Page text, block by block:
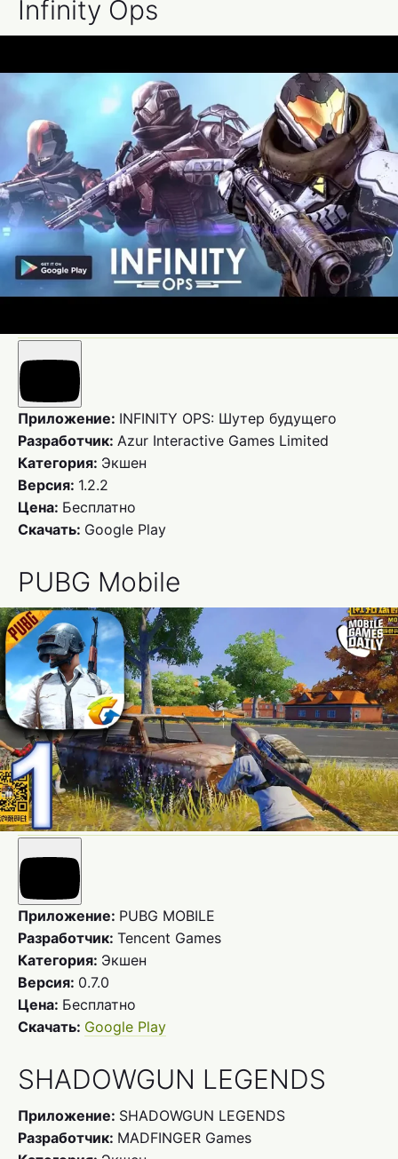
Infinity Ops
Приложение: INFINITY OPS: Шутер будущего
Разработчик: Azur Interactive Games Limited
Категория: Экшен
Версия: 1.2.2
Цена: Бесплатно
Скачать: Google Play
PUBG Mobile
Приложение: PUBG MOBILE
Разработчик: Tencent Games
Категория: Экшен
Версия: 0.7.0
Цена: Бесплатно
Скачать: Google Play
SHADOWGUN LEGENDS
Приложение: SHADOWGUN LEGENDS
Разработчик: MADFINGER Games